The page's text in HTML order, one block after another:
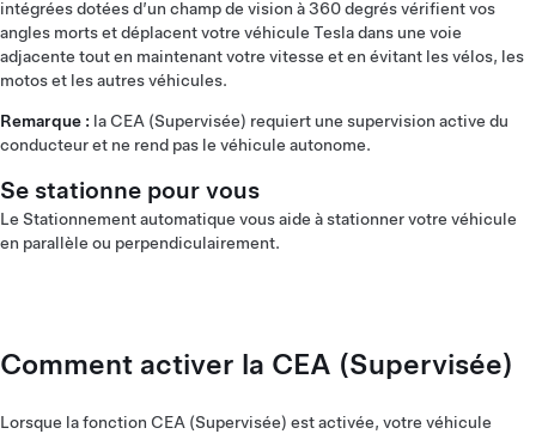
intégrées dotées d’un champ de vision à 360 degrés vérifient vos
angles morts et déplacent votre véhicule Tesla dans une voie
adjacente tout en maintenant votre vitesse et en évitant les vélos, les
motos et les autres véhicules.
Remarque : la CEA (Supervisée) requiert une supervision active du
conducteur et ne rend pas le véhicule autonome.
Se stationne pour vous
Le Stationnement automatique vous aide à stationner votre véhicule
en parallèle ou perpendiculairement.
Comment activer la CEA (Supervisée)
Lorsque la fonction CEA (Supervisée) est activée, votre véhicule